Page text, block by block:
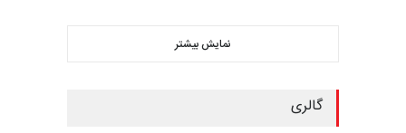
نمایش بیشتر
گالری